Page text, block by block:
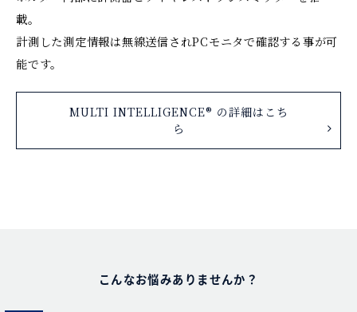
載。
計測した測定情報は無線送信されPCモニタで確認する事が可
能です。
MULTI INTELLIGENCE® の詳細はこち
ら
こんなお悩みありませんか？